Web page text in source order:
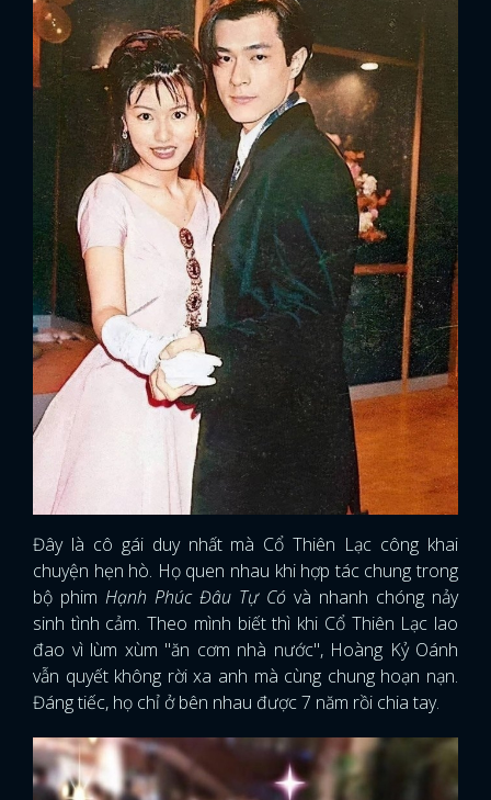
FACEBOOK GOOGLE
Đây là cô gái duy nhất mà Cổ Thiên Lạc công khai
chuyện hẹn hò. Họ quen nhau khi hợp tác chung trong
bộ phim Hạnh Phúc Đâu Tự Có và nhanh chóng nảy
sinh tình cảm. Theo mình biết thì khi Cổ Thiên Lạc lao
đao vì lùm xùm "ăn cơm nhà nước", Hoàng Kỷ Oánh
vẫn quyết không rời xa anh mà cùng chung hoạn nạn.
Đáng tiếc, họ chỉ ở bên nhau được 7 năm rồi chia tay.